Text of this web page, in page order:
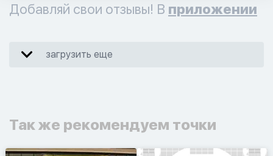
Добавляй свои отзывы! В приложении
загрузить еще
Так же рекомендуем точки